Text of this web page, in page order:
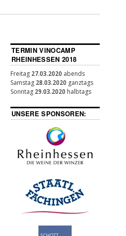
TERMIN VINOCAMP
RHEINHESSEN 2018
Freitag 27.03.2020 abends
Samstag 28.03.2020 ganztags
Sonntag 29.03.2020 halbtags
UNSERE SPONSOREN: